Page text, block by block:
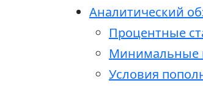
Аналитический
Процентные
Минимальные
Условия